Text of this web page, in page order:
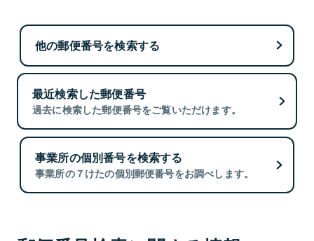
他の郵便番号を検索する
最近検索した郵便番号
過去に検索した郵便番号をご覧いただけます。
事業所の個別番号を検索する
事業所の７けたの個別郵便番号をお調べします。